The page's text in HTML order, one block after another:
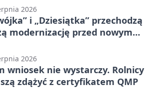
2026
i „Dziesiątka” przechodzą
modernizację przed nowym
2026
wniosek nie wystarczy. Rolnicy
zdążyć z certyfikatem QMP